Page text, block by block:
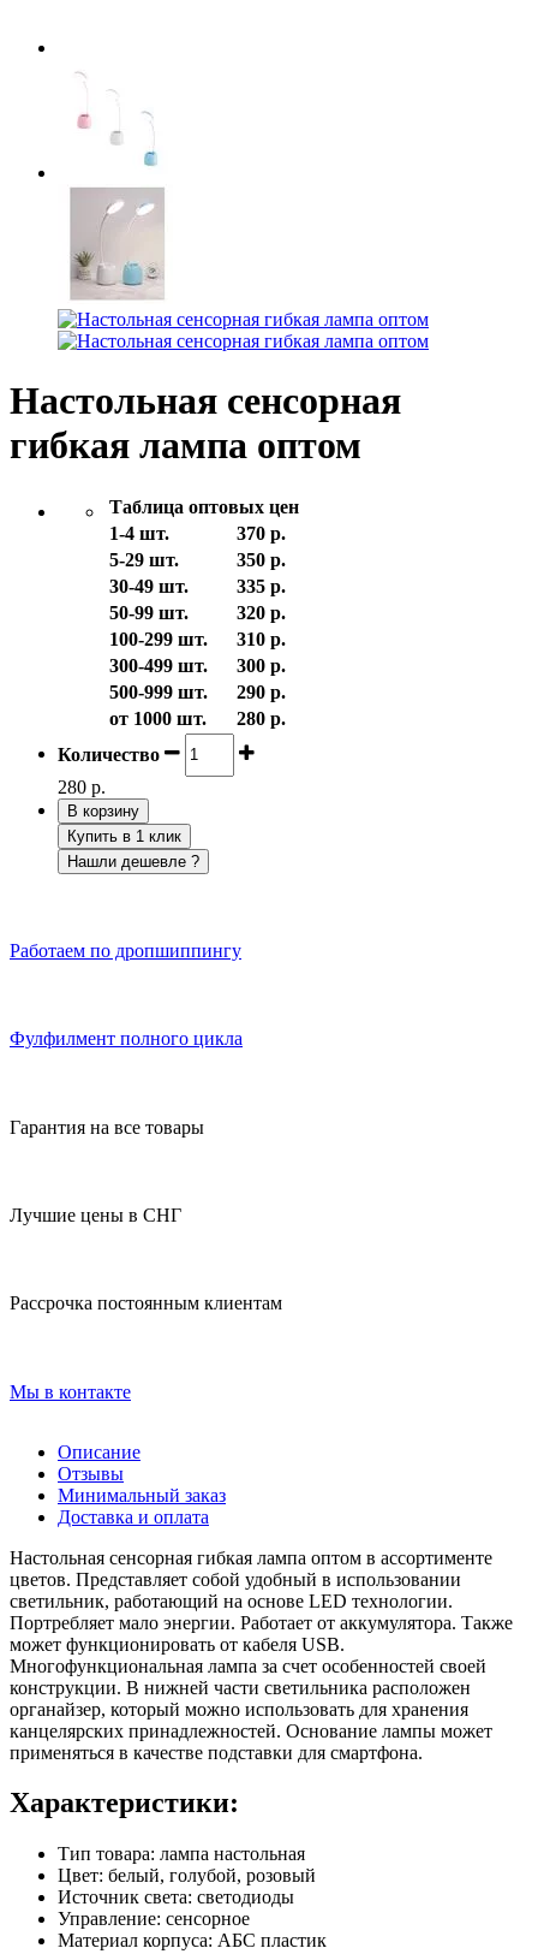
Настольная сенсорная
гибкая лампа оптом
Таблица оптовых цен
1-4 шт.
370 р.
5-29 шт.
350 р.
30-49 шт.
335 р.
50-99 шт.
320 р.
100-299 шт.
310 р.
300-499 шт.
300 р.
500-999 шт.
290 р.
от 1000 шт.
280 р.
Количество
280 р.
В корзину
Купить в 1 клик
Нашли дешевле ?
Работаем по дропшиппингу
Фулфилмент полного цикла
Гарантия на все товары
Лучшие цены в СНГ
Рассрочка постоянным клиентам
Мы в контакте
Описание
Отзывы
Минимальный заказ
Доставка и оплата
Настольная сенсорная гибкая лампа оптом в ассортименте
цветов. Представляет собой удобный в использовании
светильник, работающий на основе LED технологии.
Портребляет мало энергии. Работает от аккумулятора. Также
может функционировать от кабеля USB.
Многофункциональная лампа за счет особенностей своей
конструкции. В нижней части светильника расположен
органайзер, который можно использовать для хранения
канцелярских принадлежностей. Основание лампы может
применяться в качестве подставки для смартфона.
Характеристики:
Тип товара: лампа настольная
Цвет: белый, голубой, розовый
Источник света: светодиоды
Управление: сенсорное
Материал корпуса: АБС пластик